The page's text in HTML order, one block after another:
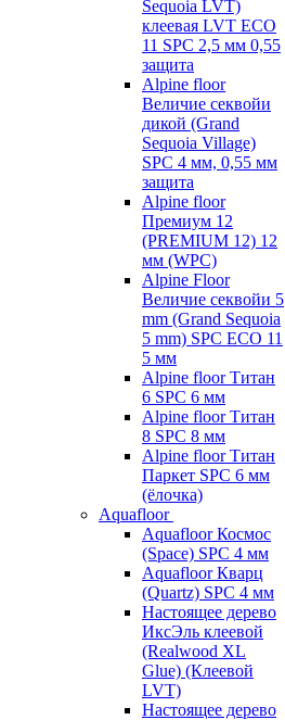
Sequoia LVT)
клеевая LVT ECO
11 SPC 2,5 мм 0,55
защита
Alpine floor
Величие секвойи
дикой (Grand
Sequoia Village)
SPC 4 мм, 0,55 мм
защита
Alpine floor
Премиум 12
(PREMIUM 12) 12
мм (WPC)
Alpine Floor
Величие секвойи 5
mm (Grand Sequoia
5 mm) SPC ECO 11
5 мм
Alpine floor Титан
6 SPC 6 мм
Alpine floor Титан
8 SPC 8 мм
Alpine floor Титан
Паркет SPC 6 мм
(ёлочка)
Aquafloor
Aquafloor Космос
(Space) SPC 4 мм
Aquafloor Кварц
(Quartz) SPC 4 мм
Настоящее дерево
ИксЭль клеевой
(Realwood XL
Glue) (Клеевой
LVT)
Настоящее дерево